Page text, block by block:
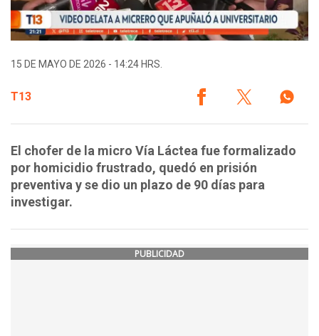
15 DE MAYO DE 2026 - 14:24 HRS.
T13
El chofer de la micro Vía Láctea fue formalizado
por homicidio frustrado, quedó en prisión
preventiva y se dio un plazo de 90 días para
investigar.
PUBLICIDAD